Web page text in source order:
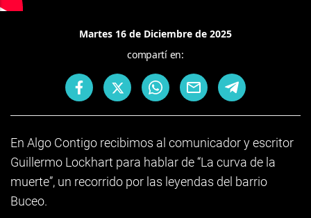
Martes 16 de Diciembre de 2025
compartí en:
En Algo Contigo recibimos al comunicador y escritor
Guillermo Lockhart para hablar de “La curva de la
muerte”, un recorrido por las leyendas del barrio
Buceo.